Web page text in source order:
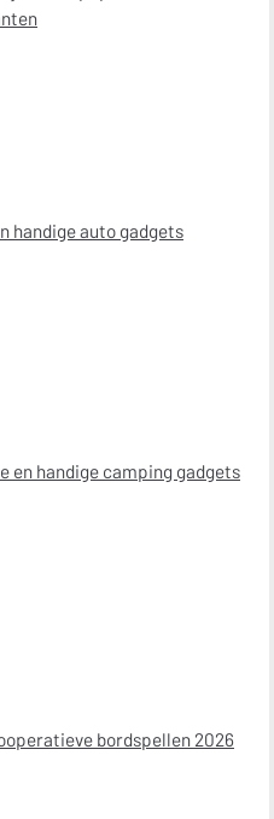
handige auto gadgets
en handige camping gadgets
bordspellen 2026